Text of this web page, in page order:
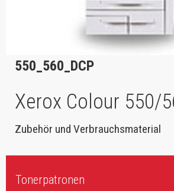
550_560_DCP
Xerox Colour 550/
Zubehör und Verbrauchsmaterial
Tonerpatronen